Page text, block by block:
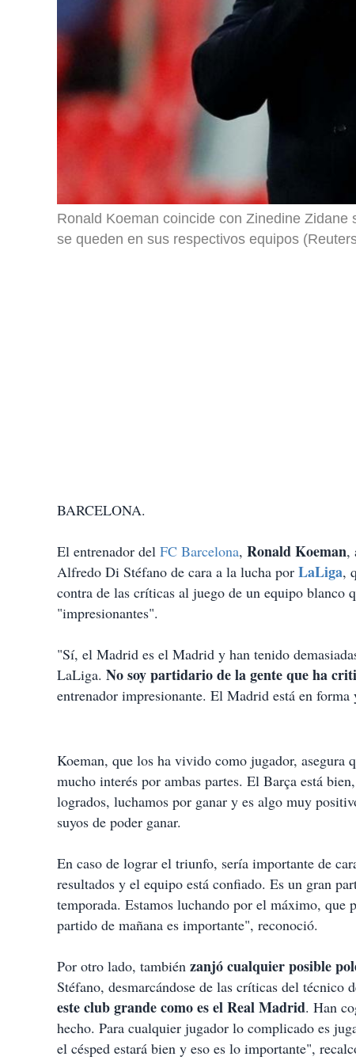
Ronald Koeman coincide con Zinedine
se queden en sus respectivos equipos
BARCELONA.
El entrenador del FC Barcelona, Ronald Koeman,
Alfredo Di Stéfano de cara a la lucha por LaLiga,
contra de las críticas al juego de un equipo blanco
"impresionantes".
"Sí, el Madrid es el Madrid y han tenido
LaLiga. No soy partidario de la gente que ha
entrenador impresionante. El Madrid está en
Koeman, que los ha vivido como jugador, asegura
mucho interés por ambas partes. El Barça está
logrados, luchamos por ganar y es algo muy
suyos de poder ganar.
En caso de lograr el triunfo, sería importante de
resultados y el equipo está confiado. Es un gran
temporada. Estamos luchando por el máximo, que
partido de mañana es importante", reconoció.
Por otro lado, también zanjó cualquier posible
Stéfano, desmarcándose de las críticas del técnico
este club grande como es el Real Madrid. Han
hecho. Para cualquier jugador lo complicado es
el césped estará bien y eso es lo importante",